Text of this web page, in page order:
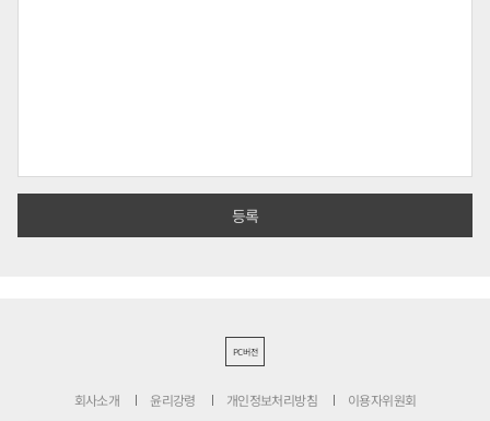
PC버전
회사소개 윤리강령 개인정보처리방침 이용자위원회